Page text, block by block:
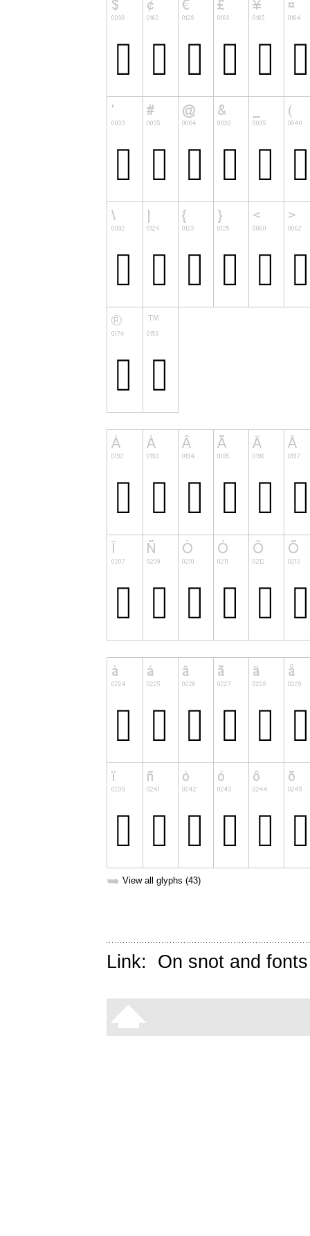
➥ View all glyphs (43)
Link: On snot and fonts